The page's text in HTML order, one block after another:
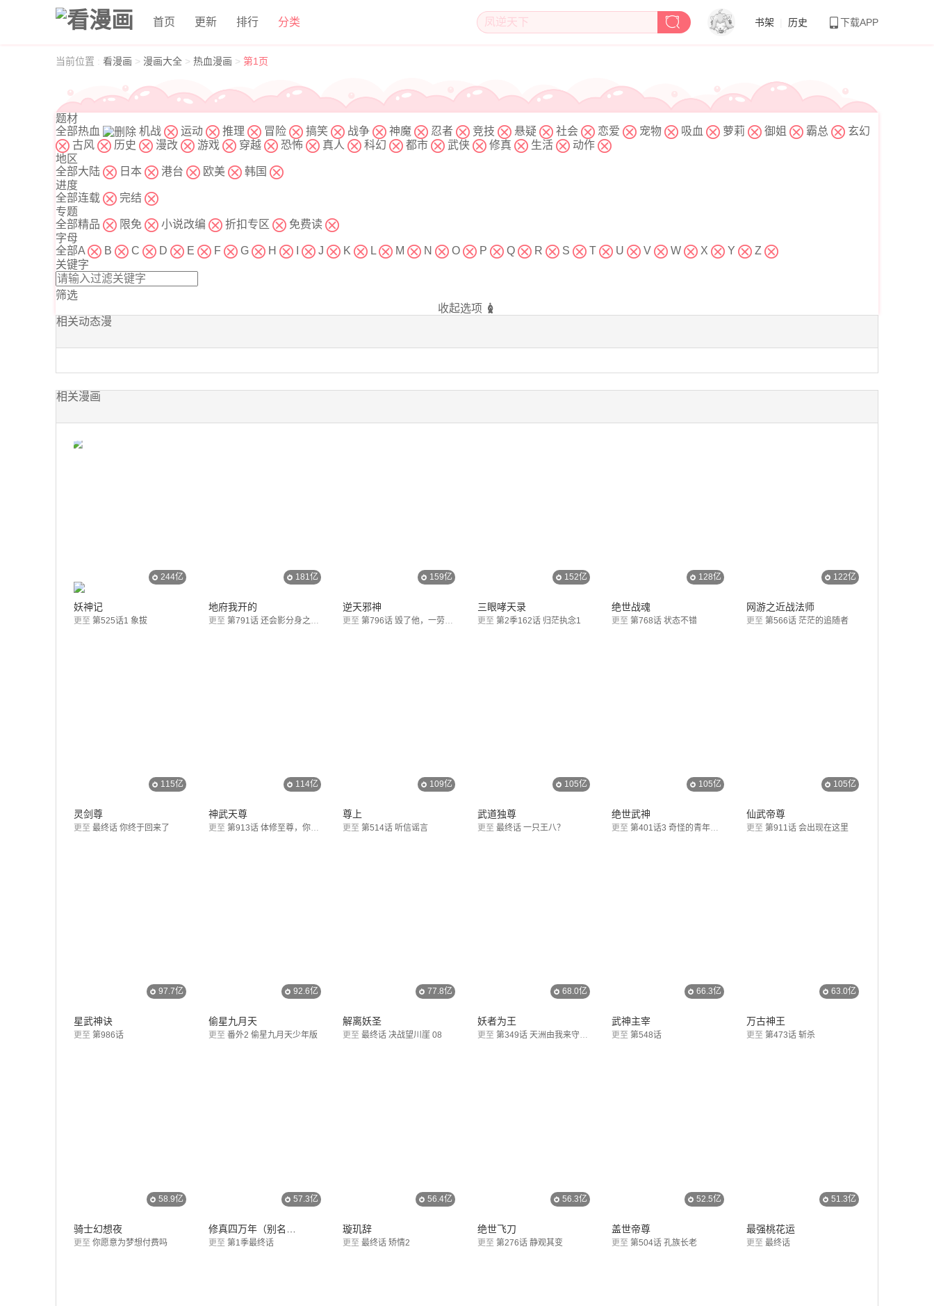
书架 历史 下载APP
首页 更新 排行 分类
当前位置 : 看漫画 > 漫画大全 > 热血漫画 > 第1页
题材
全部热血 机战 运动 推理 冒险 搞笑 战争 神魔 忍者 竞技 悬疑 社会 恋爱 宠物 吸血 萝莉 御姐 霸总
玄幻
古风
历史 漫改 游戏 穿越 恐怖 真人 科幻 都市 武侠 修真 生活
动作
地区
全部大陆 日本 港台 欧美
韩国
进度
全部连载
完结
专题
全部精品 限免 小说改编 折扣专区
免费读
字母
全部A B C D E F G H J K L M N O P Q R S T U V W X Y
Z
关键字
筛选
收起选项
相关动态漫
相关漫画
244亿
妖神记
更至 第525话1 象拔
181亿
地府我开的
更至 第791话 还会影分身之术？
159亿
逆天邪神
更至 第796话 毁了他，一劳永逸！
152亿
三眼哮天录
更至 第2季162话 归茫执念1
128亿
绝世战魂
更至 第768话 状态不错
122亿
网游之近战法师
更至 第566话 茫茫的追随者
115亿
灵剑尊
更至 最终话 你终于回来了
114亿
神武天尊
更至 第913话 体修至尊，你且如何？
109亿
尊上
更至 第514话 听信谣言
105亿
武道独尊
更至 最终话 一只王八？
105亿
绝世武神
更至 第401话3 奇怪的青年（3）
105亿
仙武帝尊
更至 第911话 会出现在这里
97.7亿
星武神诀
更至 第986话
92.6亿
偷星九月天
更至 番外2 偷星九月天少年版
77.8亿
解离妖圣
更至 最终话 决战望川崖 08
68.0亿
妖者为王
更至 第349话 天洲由我来守护！
66.3亿
武神主宰
更至 第548话
63.0亿
万古神王
更至 第473话 斩杀
58.9亿
骑士幻想夜
更至 你愿意为梦想付费吗
57.3亿
更至 第1季最终话
56.4亿
璇玑辞
更至 最终话 矫情2
56.3亿
绝世飞刀
更至 第276话 静观其变
52.5亿
盖世帝尊
更至 第504话 孔族长老
51.3亿
最强桃花运
更至 最终话